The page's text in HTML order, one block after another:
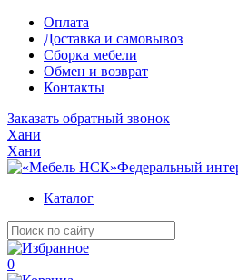
Оплата
Доставка и самовывоз
Сборка мебели
Обмен и возврат
Контакты
Заказать обратный звонок
Хани
Хани
Федеральный
Каталог
0